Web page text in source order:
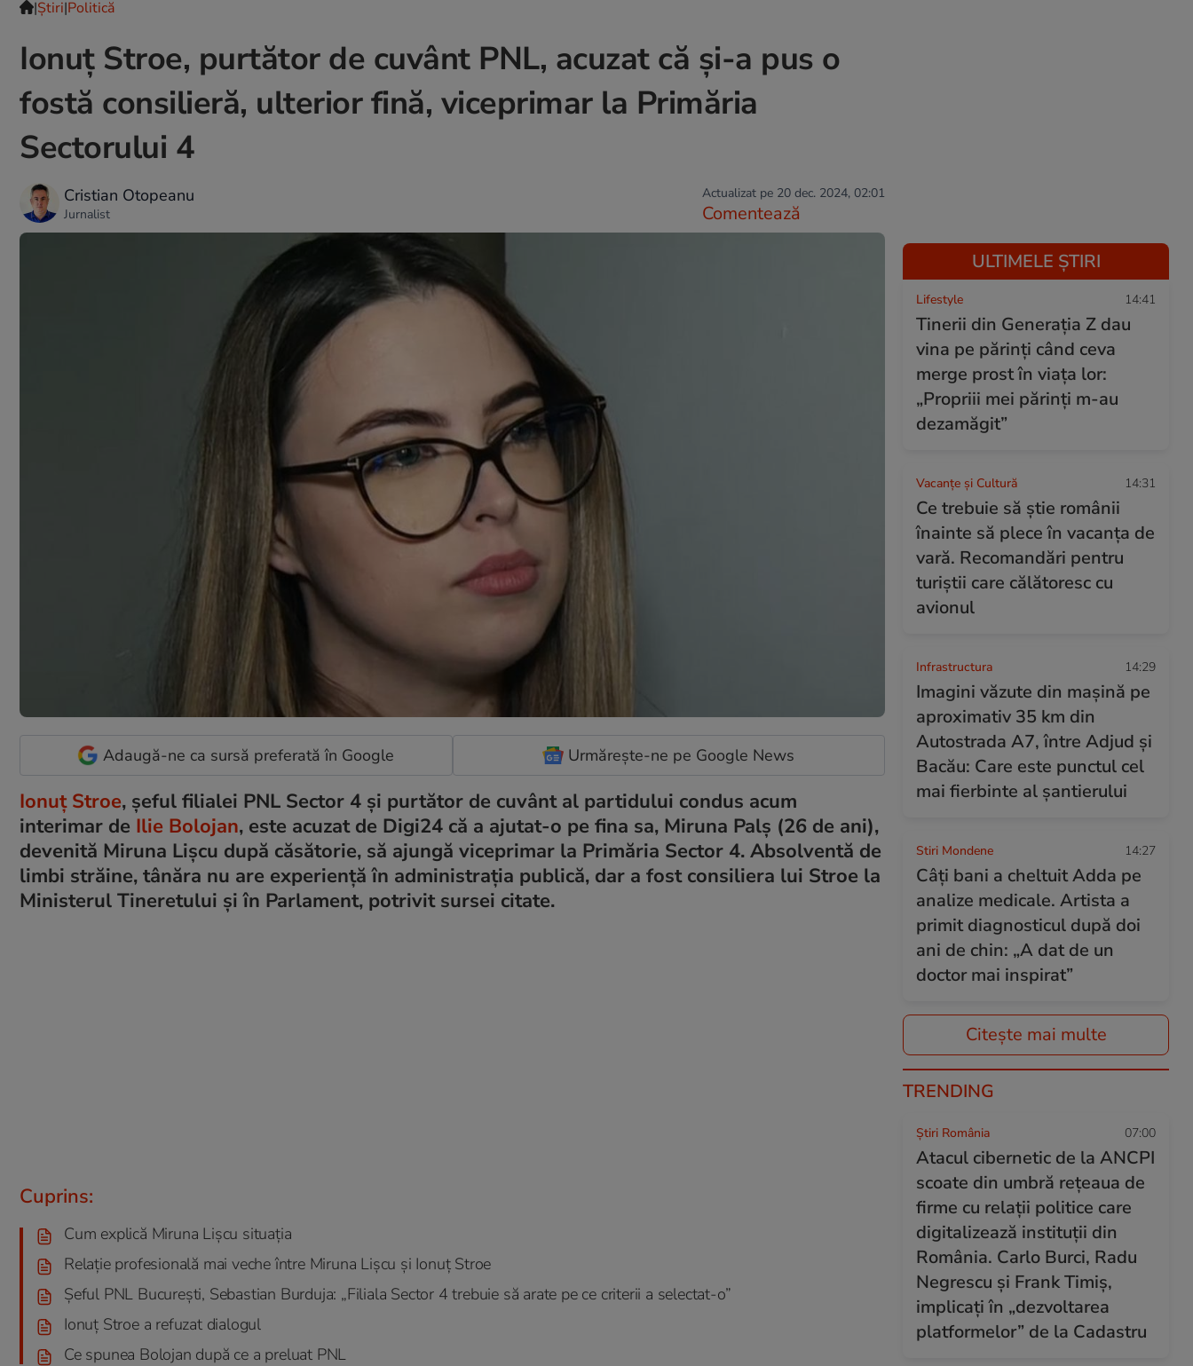
|Ştiri|Politică
Ionuț Stroe, purtător de cuvânt PNL, acuzat că și-a pus o
fostă consilieră, ulterior fină, viceprimar la Primăria
Sectorului 4
Cristian Otopeanu
Jurnalist
Actualizat pe 20 dec. 2024, 02:01
Comentează
Adaugă-ne ca sursă preferată în Google Urmărește-ne pe Google News
Ionuț Stroe, șeful filialei PNL Sector 4 și purtător de cuvânt al partidului condus acum
interimar de Ilie Bolojan, este acuzat de Digi24 că a ajutat-o pe fina sa, Miruna Palș (26 de ani),
devenită Miruna Lișcu după căsătorie, să ajungă viceprimar la Primăria Sector 4. Absolventă de
limbi străine, tânăra nu are experiență în administrația publică, dar a fost consiliera lui Stroe la
Ministerul Tineretului și în Parlament, potrivit sursei citate.
Cuprins:
Cum explică Miruna Lișcu situația
Relație profesională mai veche între Miruna Lișcu și Ionuț Stroe
Șeful PNL București, Sebastian Burduja: „Filiala Sector 4 trebuie să arate pe ce criterii a selectat-o”
Ionuț Stroe a refuzat dialogul
Ce spunea Bolojan după ce a preluat PNL
ULTIMELE ȘTIRI
Lifestyle 14:41
Tinerii din Generația Z dau
vina pe părinți când ceva
merge prost în viața lor:
„Propriii mei părinți m-au
dezamăgit”
Vacanțe și Cultură 14:31
Ce trebuie să știe românii
înainte să plece în vacanța de
vară. Recomandări pentru
turiștii care călătoresc cu
avionul
Infrastructura 14:29
Imagini văzute din mașină pe
aproximativ 35 km din
Autostrada A7, între Adjud și
Bacău: Care este punctul cel
mai fierbinte al șantierului
Stiri Mondene 14:27
Câți bani a cheltuit Adda pe
analize medicale. Artista a
primit diagnosticul după doi
ani de chin: „A dat de un
doctor mai inspirat”
Citește mai multe
TRENDING
Știri România 07:00
Atacul cibernetic de la ANCPI
scoate din umbră rețeaua de
firme cu relații politice care
digitalizează instituții din
România. Carlo Burci, Radu
Negrescu și Frank Timiș,
implicați în „dezvoltarea
platformelor” de la Cadastru